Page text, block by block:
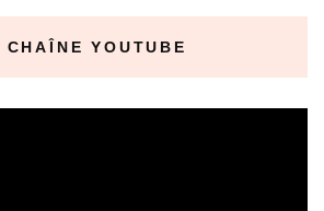
CHAÎNE YOUTUBE